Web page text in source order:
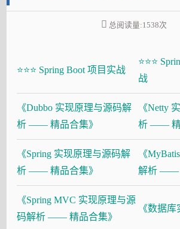
大厂面试必备
总阅读量:1538次
⭐⭐⭐ Spring Boot 项目实战
⭐⭐⭐
战
《Dubbo 实现原理与源码解
析 —— 精品合集》
《Netty
析 —— 精
《Spring 实现原理与源码解
析 —— 精品合集》
《
解析 ——
《Spring MVC 实现原理与源
码解析 —— 精品合集》
《数据